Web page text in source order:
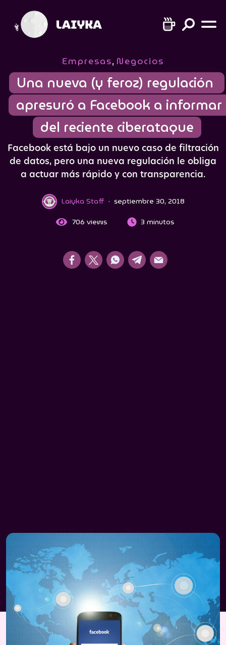
Empresas, Negocios
Una nueva (y feroz) regulación
apresuró a Facebook a informar
del reciente ciberataque
Facebook está bajo un nuevo caso de filtración
de datos, pero una nueva regulación le obliga
a actuar más rápido y con transparencia.
Laiyka Staff · septiembre 30, 2018
706 views 3 minutos